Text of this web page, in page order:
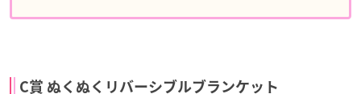
C賞 ぬくぬくリバーシブルブランケット